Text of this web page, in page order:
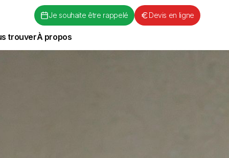
Je souhaite être rappelé Devis en ligne
trouverÀ propos